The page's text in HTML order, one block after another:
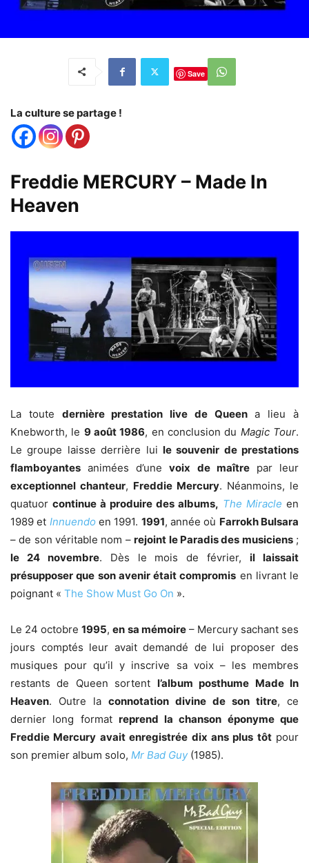
Save
La culture se partage !
Freddie MERCURY – Made In
Heaven
La toute dernière prestation live de Queena lieu à
Knebworth, le 9 août 1986, en conclusion du Magic Tour.
Le groupe laisse derrière lui le souvenir de prestations
flamboyantes animées d’unevoix de maîtrepar leur
exceptionnel chanteur, Freddie Mercury. Néanmoins, le
quatuor continue à produire des albums, The Miracle en
1989 et Innuendoen 1991. 1991, année où Farrokh Bulsara
– de son véritable nom –rejoint le Paradis des musiciens;
le 24 novembre. Dès le mois de février,il laissait
présupposer que son avenir était compromis en livrant le
poignant « The Show Must Go On ».
Le 24 octobre1995,en sa mémoire– Mercury sachant ses
jours comptés leur avait demandé de lui proposer des
musiques pour qu’il y inscrive sa voix – les membres
restants de Queen sortent l’album posthume Made In
Heaven. Outre la connotation divine de son titre, ce
dernier long format reprend la chanson éponyme que
Freddie Mercury avait enregistrée dix ans plus tôtpour
son premier album solo, Mr Bad Guy (1985).